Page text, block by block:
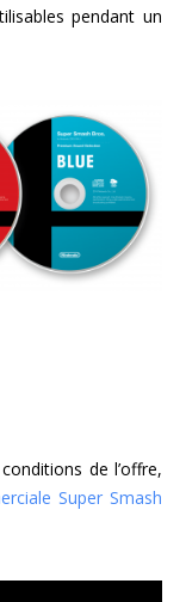
pendant un
de l’offre,
Super Smash